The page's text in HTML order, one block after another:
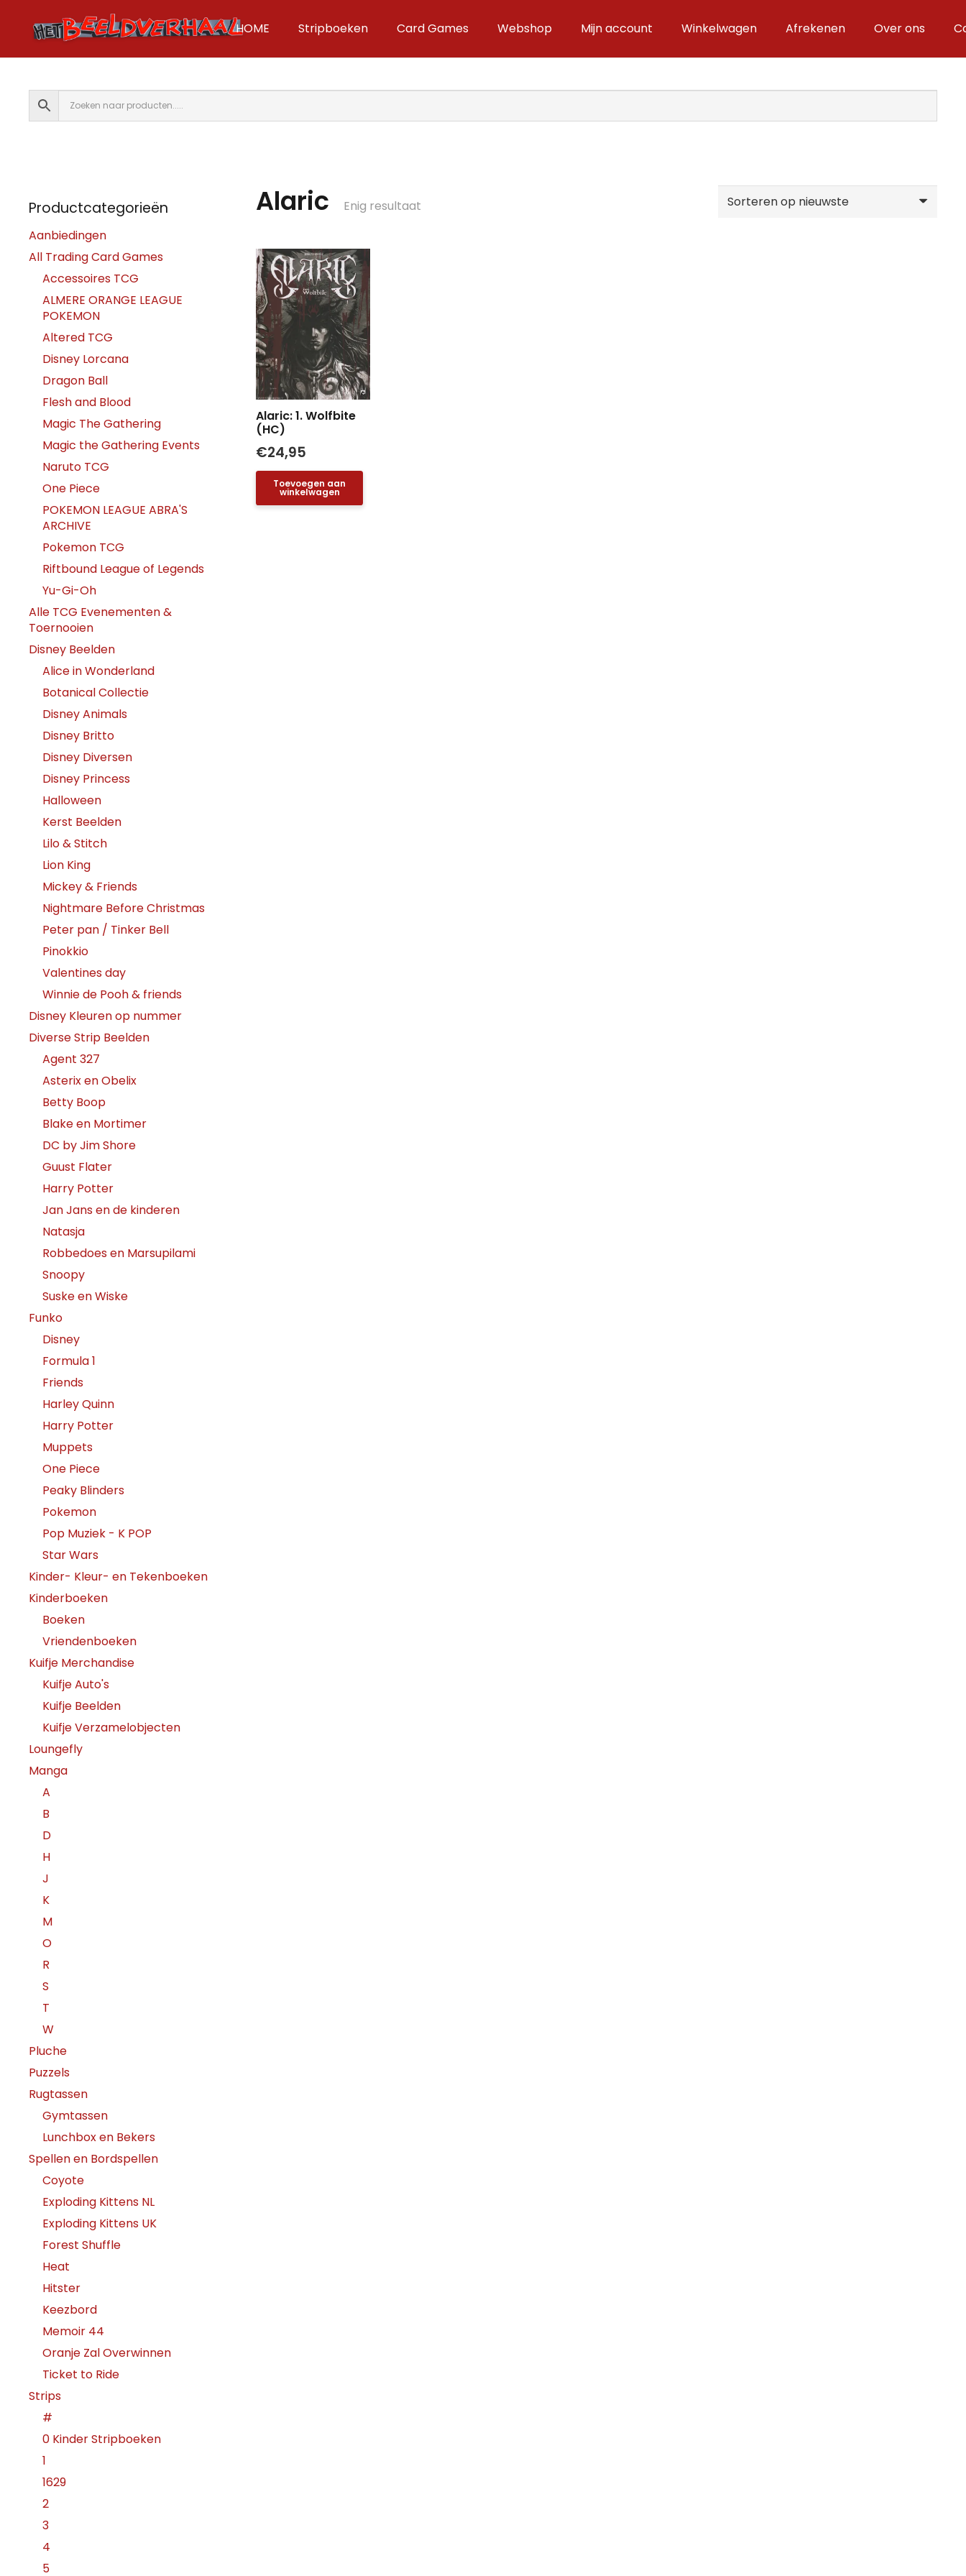
HOME Stripboeken Card Games Webshop Mijn account Winkelwagen Afrekenen Over ons
Alaric Enig resultaat
Alaric: 1. Wolfbite
(HC)
€24,95
Toevoegen aan
winkelwagen
Productcategorieën
Aanbiedingen
All Trading Card Games
Accessoires TCG
ALMERE ORANGE LEAGUE
POKEMON
Altered TCG
Disney Lorcana
Dragon Ball
Flesh and Blood
Magic The Gathering
Magic the Gathering Events
Naruto TCG
One Piece
POKEMON LEAGUE ABRA'S
ARCHIVE
Pokemon TCG
Riftbound League of Legends
Yu-Gi-Oh
Alle TCG Evenementen &
Toernooien
Disney Beelden
Alice in Wonderland
Botanical Collectie
Disney Animals
Disney Britto
Disney Diversen
Disney Princess
Halloween
Kerst Beelden
Lilo & Stitch
Lion King
Mickey & Friends
Nightmare Before Christmas
Peter pan / Tinker Bell
Pinokkio
Valentines day
Winnie de Pooh & friends
Disney Kleuren op nummer
Diverse Strip Beelden
Agent 327
Asterix en Obelix
Betty Boop
Blake en Mortimer
DC by Jim Shore
Guust Flater
Harry Potter
Jan Jans en de kinderen
Natasja
Robbedoes en Marsupilami
Snoopy
Suske en Wiske
Funko
Disney
Formula 1
Friends
Harley Quinn
Harry Potter
Muppets
One Piece
Peaky Blinders
Pokemon
Pop Muziek - K POP
Star Wars
Kinder- Kleur- en Tekenboeken
Kinderboeken
Boeken
Vriendenboeken
Kuifje Merchandise
Kuifje Auto's
Kuifje Beelden
Kuifje Verzamelobjecten
Loungefly
Manga
A
B
D
H
J
K
M
O
R
S
T
W
Pluche
Puzzels
Rugtassen
Gymtassen
Lunchbox en Bekers
Spellen en Bordspellen
Coyote
Exploding Kittens NL
Exploding Kittens UK
Forest Shuffle
Heat
Hitster
Keezbord
Memoir 44
Oranje Zal Overwinnen
Ticket to Ride
Strips
#
0 Kinder Stripboeken
1
1629
2
3
4
5